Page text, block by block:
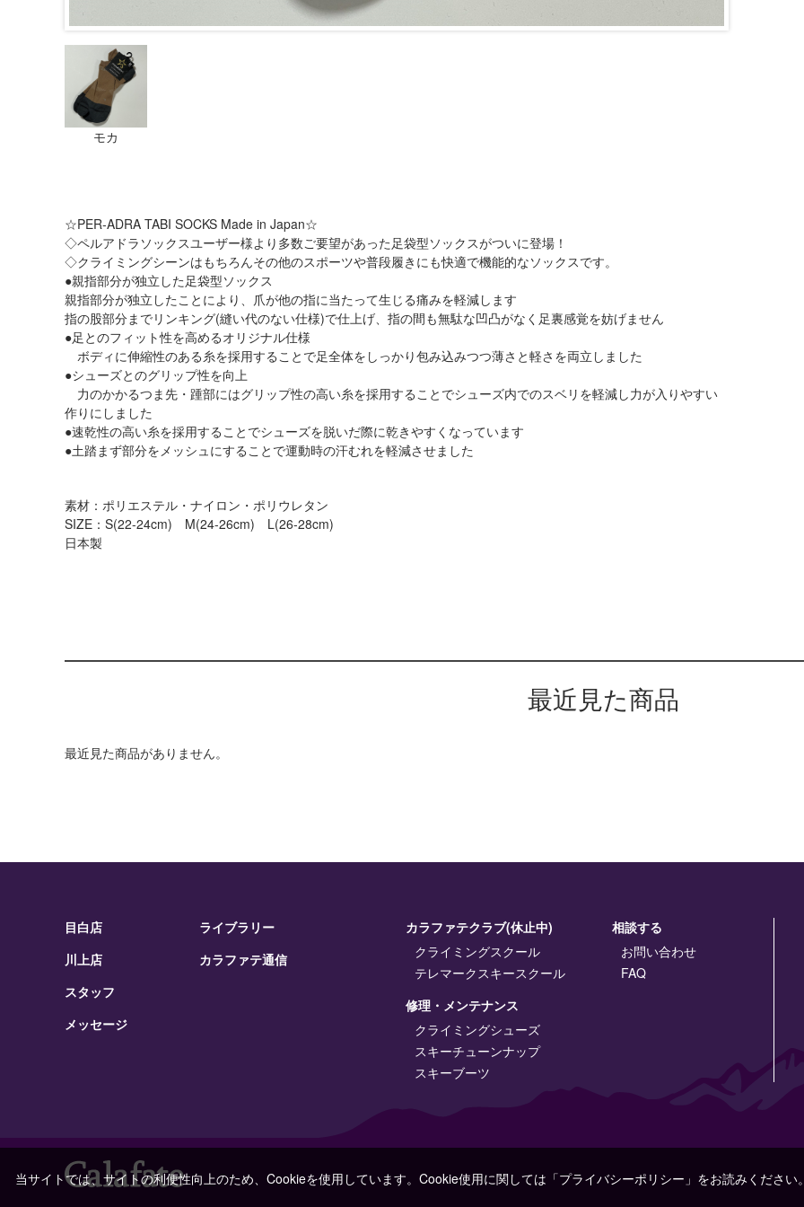
モカ
☆PER-ADRA TABI SOCKS Made in Japan☆
◇ペルアドラソックスユーザー様より多数ご要望があった足袋型ソックスがついに登場！
◇クライミングシーンはもちろんその他のスポーツや普段履きにも快適で機能的なソックスです。
●親指部分が独立した足袋型ソックス
親指部分が独立したことにより、爪が他の指に当たって生じる痛みを軽減します
指の股部分までリンキング(縫い代のない仕様)で仕上げ、指の間も無駄な凹凸がなく足裏感覚を妨げません
●足とのフィット性を高めるオリジナル仕様
ボディに伸縮性のある糸を採用することで足全体をしっかり包み込みつつ薄さと軽さを両立しました
●シューズとのグリップ性を向上
力のかかるつま先・踵部にはグリップ性の高い糸を採用することでシューズ内でのスベリを軽減し力が入りやすい
作りにしました
●速乾性の高い糸を採用することでシューズを脱いだ際に乾きやすくなっています
●土踏まず部分をメッシュにすることで運動時の汗むれを軽減させました
素材：ポリエステル・ナイロン・ポリウレタン
SIZE：S(22-24cm) M(24-26cm) L(26-28cm)
日本製
最近見た商品
最近見た商品がありません。
目白店
川上店
スタッフ
メッセージ
ライブラリー
カラファテ通信
カラファテクラブ(休止中)
クライミングスクール
テレマークスキースクール
修理・メンテナンス
クライミングシューズ
スキーチューンナップ
スキーブーツ
相談する
お問い合わせ
FAQ
当サイトでは、サイトの利便性向上のため、Cookieを使用しています。Cookie使用に関しては「プライバシーポリシー」をお読みください。